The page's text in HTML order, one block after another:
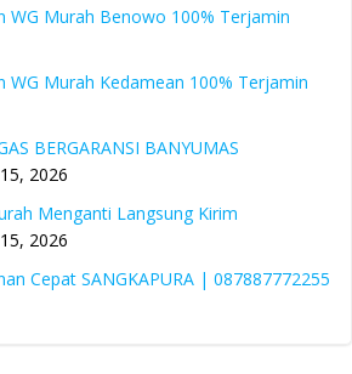
WG Murah Benowo 100% Terjamin
WG Murah Kedamean 100% Terjamin
BERGARANSI BANYUMAS
2026
Menganti Langsung Kirim
2026
Cepat SANGKAPURA | 087887772255